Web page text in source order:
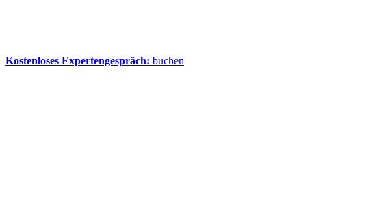
Kostenloses Expertengespräch: buchen